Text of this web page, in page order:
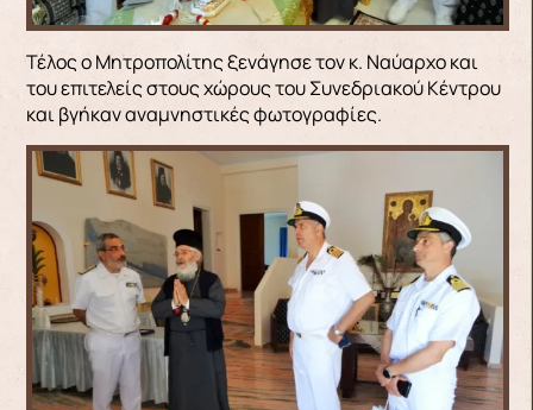
Τέλος ο Μητροπολίτης ξενάγησε τον κ. Ναύαρχο και
του επιτελείς στους χώρους του Συνεδριακού Κέντρου
και βγήκαν αναμνηστικές φωτογραφίες.